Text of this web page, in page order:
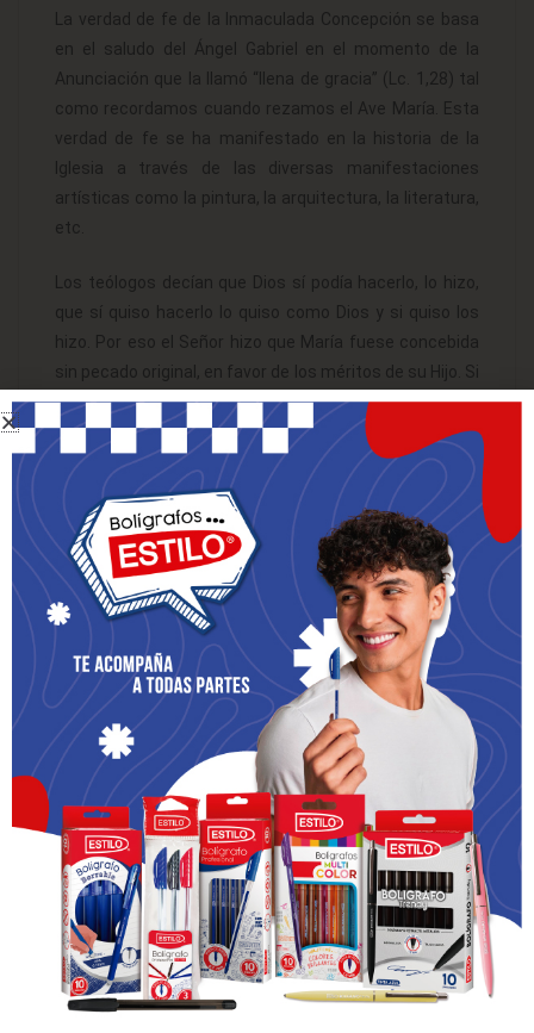
La verdad de fe de la Inmaculada Concepción se basa
en el saludo del Ángel Gabriel en el momento de la
Anunciación que la llamó “llena de gracia” (Lc. 1,28) tal
como recordamos cuando rezamos el Ave María. Esta
verdad de fe se ha manifestado en la historia de la
Iglesia a través de las diversas manifestaciones
artísticas como la pintura, la arquitectura, la literatura,
etc.
Los teólogos decían que Dios sí podía hacerlo, lo hizo,
que sí quiso hacerlo lo quiso como Dios y si quiso los
hizo. Por eso el Señor hizo que María fuese concebida
sin pecado original, en favor de los méritos de su Hijo. Si
uno podía escoger a su madre, escogería a la más
bondadosa, pero el único que pudo escogerla es Dios,
por eso escogió a la Llena de Gracia.
Las apariciones de la Virgen en Lourdes a Bernadette
en 1858, vinieron a confirmar como verdad de este
dogma de fe, ya que ante la petición de la vidente que le
dijera quién era, la Señora (la Virgen), le dijo el 25 de
marzo “que era la Inmaculada Concepción”, expresión
que era extraña al vocabulario de Bernadette y a su
entorno.
La Inmaculada Concepción y Ecuador
El 8 de marzo de 1851, la Convención decretó que “la
Purísima Virgen María, en el misterio de su Inmaculada
Concepción, será reconocida como patrona y especial
protectora de la República”; y que el 17 del mismo mes,
el presidente Diego Noboa le dio el “ejecútese y
promúlguese”.
Esta decisión atendió a un pedido que el entonces
Papa Pío IX hizo a los gobernantes de los países
católicos del mundo, a propósito de que elaboraba el